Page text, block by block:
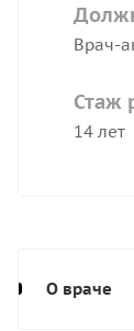
Врач-
Стаж
14 лет
О враче